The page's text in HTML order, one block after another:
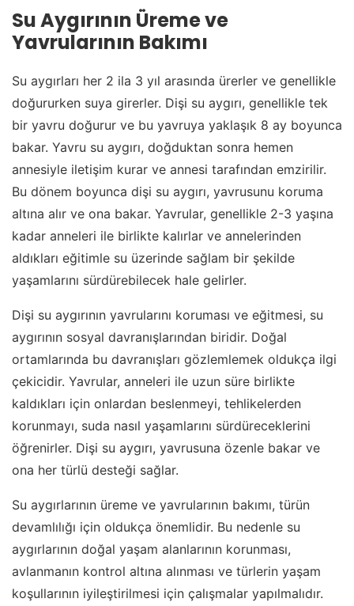
Su Aygırının Üreme ve
Yavrularının Bakımı
Su aygırları her 2 ila 3 yıl arasında ürerler ve genellikle
doğururken suya girerler. Dişi su aygırı, genellikle tek
bir yavru doğurur ve bu yavruya yaklaşık 8 ay boyunca
bakar. Yavru su aygırı, doğduktan sonra hemen
annesiyle iletişim kurar ve annesi tarafından emzirilir.
Bu dönem boyunca dişi su aygırı, yavrusunu koruma
altına alır ve ona bakar. Yavrular, genellikle 2-3 yaşına
kadar anneleri ile birlikte kalırlar ve annelerinden
aldıkları eğitimle su üzerinde sağlam bir şekilde
yaşamlarını sürdürebilecek hale gelirler.
Dişi su aygırının yavrularını koruması ve eğitmesi, su
aygırının sosyal davranışlarından biridir. Doğal
ortamlarında bu davranışları gözlemlemek oldukça ilgi
çekicidir. Yavrular, anneleri ile uzun süre birlikte
kaldıkları için onlardan beslenmeyi, tehlikelerden
korunmayı, suda nasıl yaşamlarını sürdüreceklerini
öğrenirler. Dişi su aygırı, yavrusuna özenle bakar ve
ona her türlü desteği sağlar.
Su aygırlarının üreme ve yavrularının bakımı, türün
devamlılığı için oldukça önemlidir. Bu nedenle su
aygırlarının doğal yaşam alanlarının korunması,
avlanmanın kontrol altına alınması ve türlerin yaşam
koşullarının iyileştirilmesi için çalışmalar yapılmalıdır.